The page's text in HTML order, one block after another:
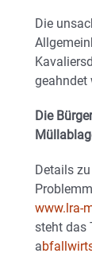
Die
geahndet
Die
Details
www.lra-
steht das
a